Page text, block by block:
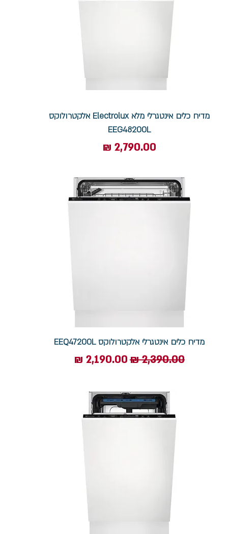
מדיח כלים אינטגרלי מלא Electrolux אלקטרולוקס
EEG48200L
מחיר
מדיח כלים אינטגרלי אלקטרולוקס EEQ47200L
מחיר רגיל‏2,390.00 ‏₪ מחיר מבצע